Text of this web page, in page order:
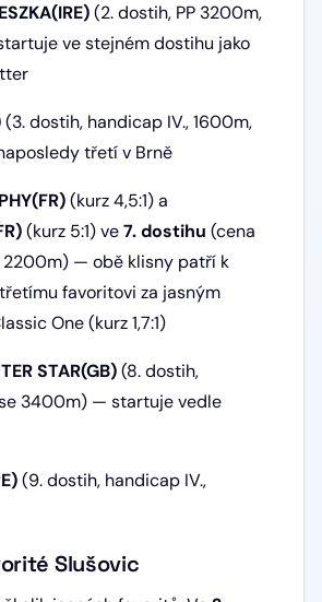
(2. dostih, PP 3200m,
ve stejném dostihu jako
(3. dostih, handicap IV., 1600m,
třetí v Brně
(kurz 4,5:1) a
(kurz 5:1) ve7. dostihu (cena
2200m) — obě klisny patří k
favoritovi za jasným
One (kurz 1,7:1)
STAR(GB)(8. dostih,
3400m) — startuje vedle
(9. dostih, handicap IV.,
Slušovic